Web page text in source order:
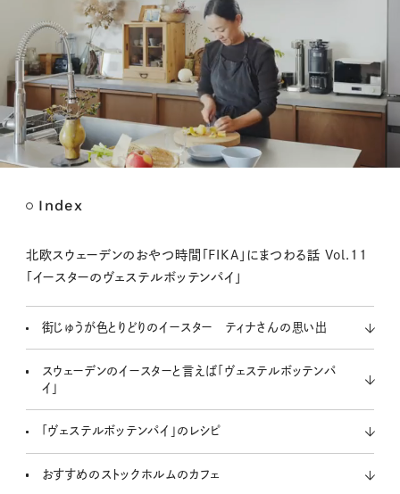
t
Index
北欧スウェーデンのおやつ時間「FIKA」にまつわる話 Vol.11
「イースターのヴェステルボッテンパイ」
街じゅうが色とりどりのイースター ティナさんの思い出
スウェーデンのイースターと言えば「ヴェステルボッテンパ
イ」
「ヴェステルボッテンパイ」のレシピ
おすすめのストックホルムのカフェ